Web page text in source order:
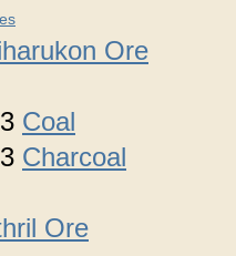
Ore
Coal
Charcoal
Ore